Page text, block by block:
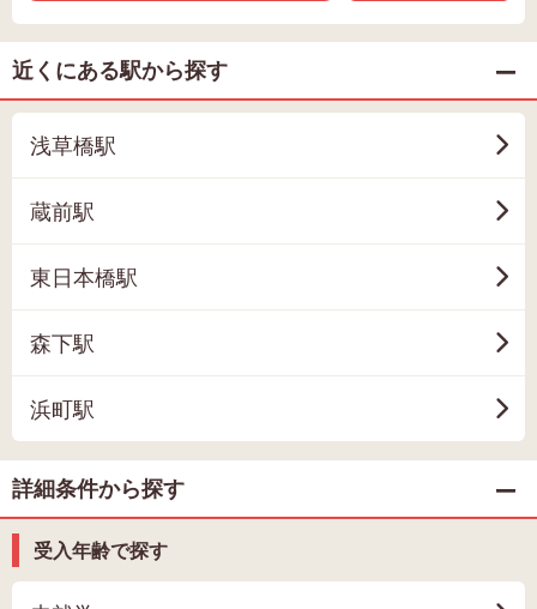
近くにある駅から探す
浅草橋駅
蔵前駅
東日本橋駅
森下駅
浜町駅
詳細条件から探す
受入年齢で探す